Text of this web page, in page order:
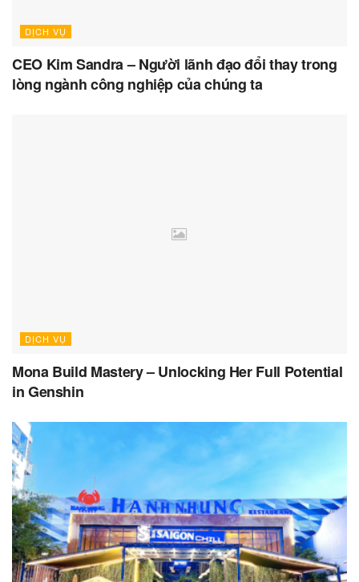
DỊCH VỤ
CEO Kim Sandra – Người lãnh đạo đổi thay trong
lòng ngành công nghiệp của chúng ta
DỊCH VỤ
Mona Build Mastery – Unlocking Her Full Potential
in Genshin